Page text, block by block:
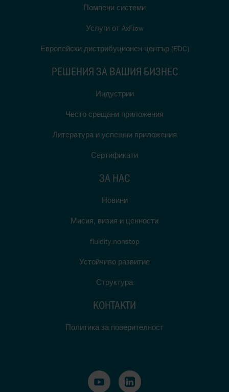
Помпени системи
Услуги от AxFlow
Европейски дистрибуционен център (EDC)
РЕШЕНИЯ ЗА ВАШИЯ БИЗНЕС
Индустрии
Често срещани приложения
Литература и успешни приложения
Сертификати
ЗА НАС
Новини
Мисия, визия и ценности
fluidity.nonstop
Устойчиво развитие
Структура
КОНТАКТИ
Политика за поверителност